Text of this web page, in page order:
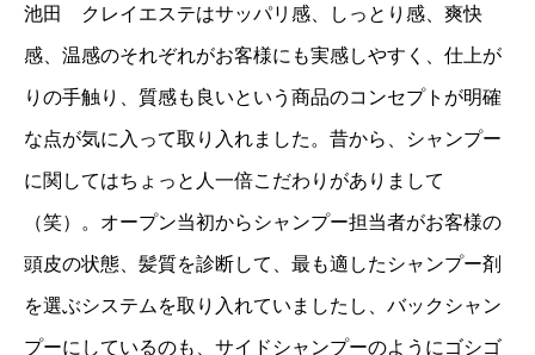
池田 クレイエステはサッパリ感、しっとり感、爽快
感、温感のそれぞれがお客様にも実感しやすく、仕上が
りの手触り、質感も良いという商品のコンセプトが明確
な点が気に入って取り入れました。昔から、シャンプー
に関してはちょっと人一倍こだわりがありまして
（笑）。オープン当初からシャンプー担当者がお客様の
頭皮の状態、髪質を診断して、最も適したシャンプー剤
を選ぶシステムを取り入れていましたし、バックシャン
プーにしているのも、サイドシャンプーのようにゴシゴ